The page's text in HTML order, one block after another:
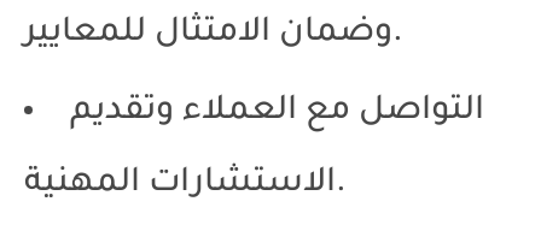
وضمان الامتثال للمعايير.
التواصل مع العملاء وتقديم
الاستشارات المهنية.